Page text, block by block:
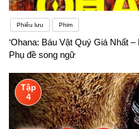
Phiêu lưu Phim
‘Ohana: Báu Vật Quý Giá Nhất
Phụ đề song ngữ
Tập
4